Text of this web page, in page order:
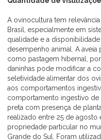
A ovinocultura tem
Brasil, especialmente em
qualidade e a
desempenho animal. A aveia
como pastagem hibernal,
daninhas pode modificar a
seletividade alimentar dos
aos comportamentos
comportamento ingestivo de
preta com presença de
realizado entre 25 de
propriedade particular no
Grande do Sul. Foram